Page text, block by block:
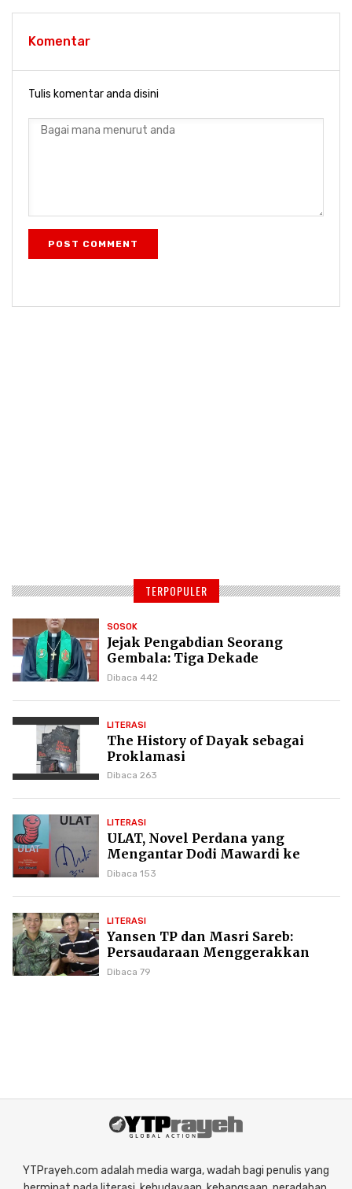
Komentar
Tulis komentar anda disini
POST COMMENT
TERPOPULER
SOSOK
Jejak Pengabdian Seorang
Gembala: Tiga Dekade
Kepemimpinan Pdt. Dr. Yulius
Dibaca 442
LITERASI
The History of Dayak sebagai
Proklamasi
Dibaca 263
LITERASI
ULAT, Novel Perdana yang
Mengantar Dodi Mawardi ke
Puncak Karier Kepenulisan
Dibaca 153
LITERASI
Yansen TP dan Masri Sareb:
Persaudaraan Menggerakkan
Literasi Borneo
Dibaca 79
YTPrayeh.com adalah media warga, wadah bagi penulis yang